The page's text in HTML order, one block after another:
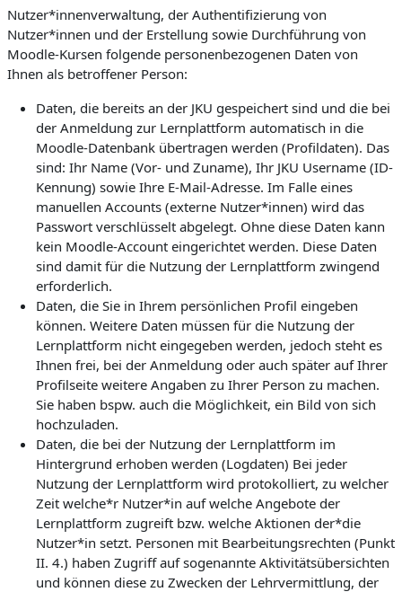
Nutzer*innenverwaltung, der Authentifizierung von
Nutzer*innen und der Erstellung sowie Durchführung von
Moodle-Kursen folgende personenbezogenen Daten von
Ihnen als betroffener Person:
Daten, die bereits an der JKU gespeichert sind und die bei
der Anmeldung zur Lernplattform automatisch in die
Moodle-Datenbank übertragen werden (Profildaten). Das
sind: Ihr Name (Vor- und Zuname), Ihr JKU Username (ID-
Kennung) sowie Ihre E-Mail-Adresse. Im Falle eines
manuellen Accounts (externe Nutzer*innen) wird das
Passwort verschlüsselt abgelegt. Ohne diese Daten kann
kein Moodle-Account eingerichtet werden. Diese Daten
sind damit für die Nutzung der Lernplattform zwingend
erforderlich.
Daten, die Sie in Ihrem persönlichen Profil eingeben
können. Weitere Daten müssen für die Nutzung der
Lernplattform nicht eingegeben werden, jedoch steht es
Ihnen frei, bei der Anmeldung oder auch später auf Ihrer
Profilseite weitere Angaben zu Ihrer Person zu machen.
Sie haben bspw. auch die Möglichkeit, ein Bild von sich
hochzuladen.
Daten, die bei der Nutzung der Lernplattform im
Hintergrund erhoben werden (Logdaten) Bei jeder
Nutzung der Lernplattform wird protokolliert, zu welcher
Zeit welche*r Nutzer*in auf welche Angebote der
Lernplattform zugreift bzw. welche Aktionen der*die
Nutzer*in setzt. Personen mit Bearbeitungsrechten (Punkt
II. 4.) haben Zugriff auf sogenannte Aktivitätsübersichten
und können diese zu Zwecken der Lehrvermittlung, der